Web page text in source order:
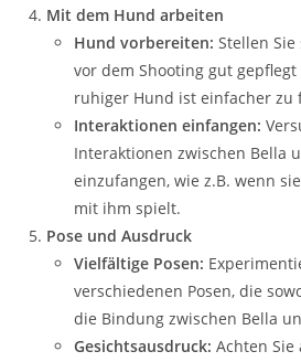
Mit dem Hund arbeiten
Hund vorbereiten: Stellen
vor dem Shooting gut
ruhiger Hund ist einfacher zu
Interaktionen einfangen:
Interaktionen zwischen Bella
einzufangen, wie z.B. wenn
mit ihm spielt.
Pose und Ausdruck
Vielfältige Posen:
verschiedenen Posen, die
die Bindung zwischen Bella
Gesichtsausdruck: Achten Sie